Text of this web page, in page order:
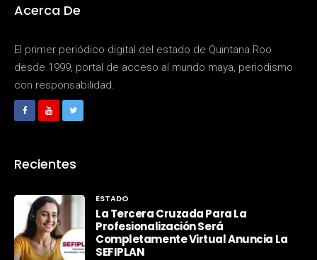
Acerca De
El primer periódico digital del estado de Quintana Roo
desde 1999, portal de acceso al mundo maya, periodismo
con responsabilidad.
Recientes
ESTADO
La Tercera Cruzada Para La
Profesionalización Será
Completamente Virtual Anuncia La
SEFIPLAN